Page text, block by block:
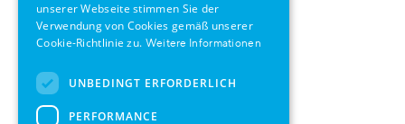
unserer Webseite stimmen Sie der
Verwendung von Cookies gemäß unserer
Cookie-Richtlinie zu. Weitere Informationen
UNBEDINGT ERFORDERLICH
PERFORMANCE